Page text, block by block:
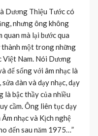
Dương Thiệu Tước có
nhưng ông không
quan mà lại bước qua
thành một trong những
Việt Nam. Nói Dương
để sống với âm nhạc là
đàn và dạy nhạc, dạy
là bậc thầy của nhiều
cầm. Ông liên tục dạy
nhạc và Kịch nghệ
đến sau năm 1975…”